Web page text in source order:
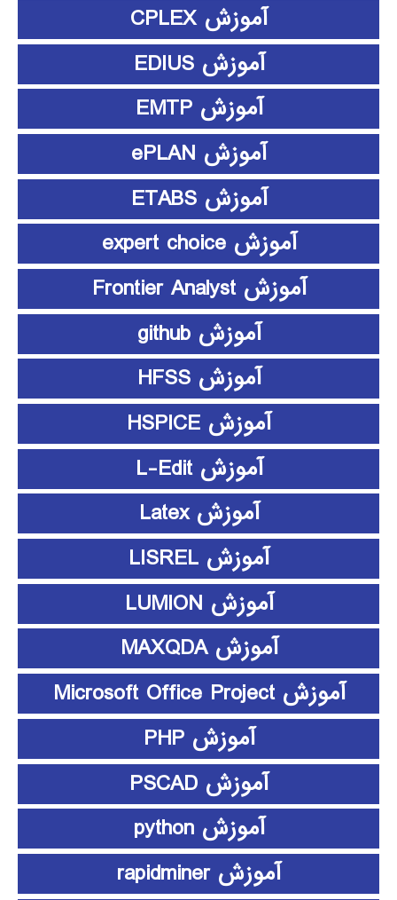
آموزش CPLEX
آموزش EDIUS
آموزش EMTP
آموزش ePLAN
آموزش ETABS
آموزش expert choice
آموزش Frontier Analyst
آموزش github
آموزش HFSS
آموزش HSPICE
آموزش L-Edit
آموزش Latex
آموزش LISREL
آموزش LUMION
آموزش MAXQDA
آموزش Microsoft Office Project
آموزش PHP
آموزش PSCAD
آموزش python
آموزش rapidminer